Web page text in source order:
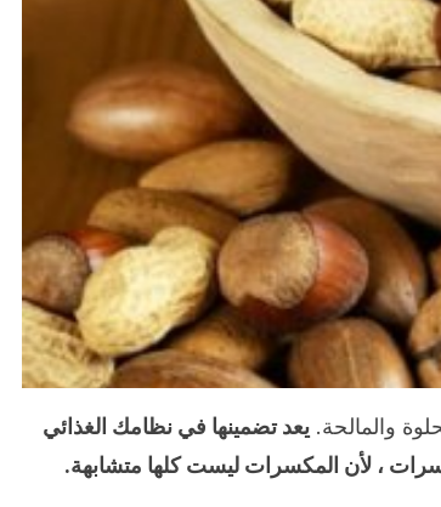
والمالحة. يعد تضمينها في نظامك الغذائي
، لأن المكسرات ليست كلها متشابهة.